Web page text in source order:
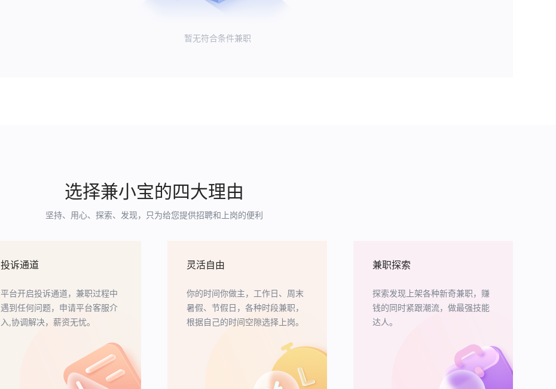
暂无符合条件兼职
选择兼小宝的四大理由
坚持、用心、探索、发现，只为给您提供招聘和上岗的便利
投诉通道
平台开启投诉通道，兼职过程中
遇到任何问题，申请平台客服介
入,协调解决，薪资无忧。
灵活自由
你的时间你做主，工作日、周末
暑假、节假日，各种时段兼职，
根据自己的时间空隙选择上岗。
兼职探索
探索发现上架各种新奇兼职，赚
钱的同时紧跟潮流，做最强技能
达人。